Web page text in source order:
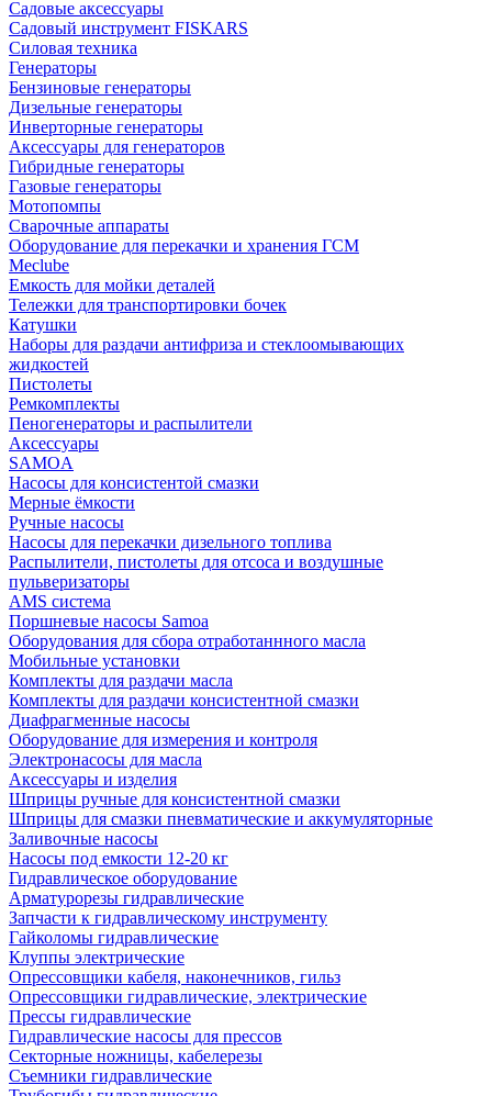
Садовые аксессуары
Садовый инструмент FISKARS
Силовая техника
Генераторы
Бензиновые генераторы
Дизельные генераторы
Инверторные генераторы
Аксессуары для генераторов
Гибридные генераторы
Газовые генераторы
Мотопомпы
Сварочные аппараты
Оборудование для перекачки и хранения ГСМ
Meclube
Емкость для мойки деталей
Тележки для транспортировки бочек
Катушки
Наборы для раздачи антифриза и стеклоомывающих
жидкостей
Пистолеты
Ремкомплекты
Пеногенераторы и распылители
Аксессуары
SAMOA
Насосы для консистентой смазки
Мерные ёмкости
Ручные насосы
Насосы для перекачки дизельного топлива
Распылители, пистолеты для отсоса и воздушные
пульверизаторы
AMS система
Поршневые насосы Samoa
Оборудования для сбора отработаннного масла
Мобильные установки
Комплекты для раздачи масла
Комплекты для раздачи консистентной смазки
Диафрагменные насосы
Оборудование для измерения и контроля
Электронасосы для масла
Аксессуары и изделия
Шприцы ручные для консистентной смазки
Шприцы для смазки пневматические и аккумуляторные
Заливочные насосы
Насосы под емкости 12-20 кг
Гидравлическое оборудование
Арматурорезы гидравлические
Запчасти к гидравлическому инструменту
Гайколомы гидравлические
Клуппы электрические
Опрессовщики кабеля, наконечников, гильз
Опрессовщики гидравлические, электрические
Прессы гидравлические
Гидравлические насосы для прессов
Секторные ножницы, кабелерезы
Съемники гидравлические